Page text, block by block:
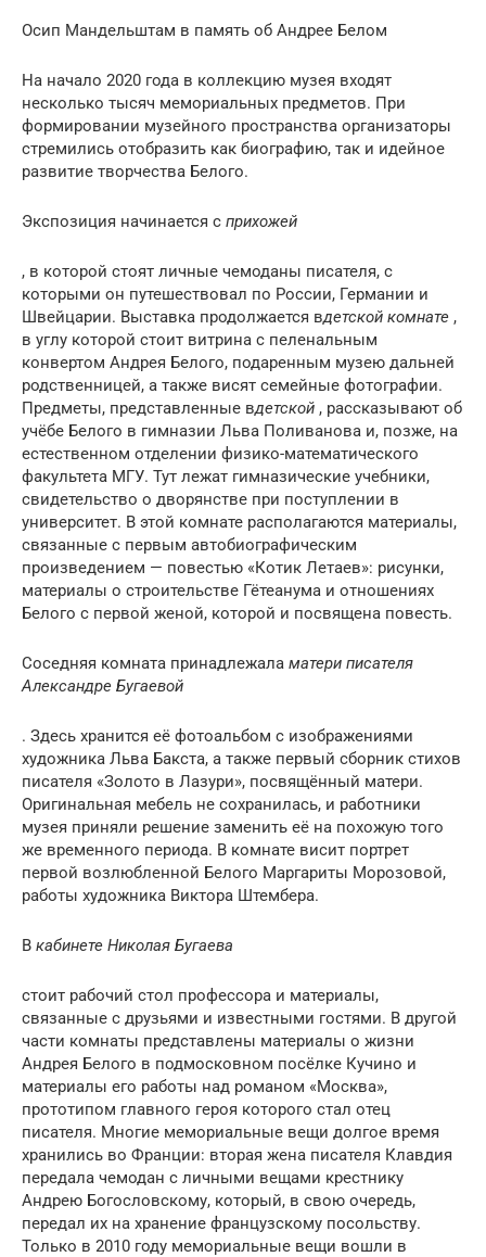
Осип Мандельштам в память об Андрее Белом
На начало 2020 года в коллекцию музея входят
несколько тысяч мемориальных предметов. При
формировании музейного пространства организаторы
стремились отобразить как биографию, так и идейное
развитие творчества Белого.
Экспозиция начинается с прихожей
, в которой стоят личные чемоданы писателя, с
которыми он путешествовал по России, Германии и
Швейцарии. Выставка продолжается вдетской комнате ,
в углу которой стоит витрина с пеленальным
конвертом Андрея Белого, подаренным музею дальней
родственницей, а также висят семейные фотографии.
Предметы, представленные вдетской , рассказывают об
учёбе Белого в гимназии Льва Поливанова и, позже, на
естественном отделении физико-математического
факультета МГУ. Тут лежат гимназические учебники,
свидетельство о дворянстве при поступлении в
университет. В этой комнате располагаются материалы,
связанные с первым автобиографическим
произведением — повестью «Котик Летаев»: рисунки,
материалы о строительстве Гётеанума и отношениях
Белого с первой женой, которой и посвящена повесть.
Соседняя комната принадлежала матери писателя
Александре Бугаевой
. Здесь хранится её фотоальбом с изображениями
художника Льва Бакста, а также первый сборник стихов
писателя «Золото в Лазури», посвящённый матери.
Оригинальная мебель не сохранилась, и работники
музея приняли решение заменить её на похожую того
же временного периода. В комнате висит портрет
первой возлюбленной Белого Маргариты Морозовой,
работы художника Виктора Штембера.
В кабинете Николая Бугаева
стоит рабочий стол профессора и материалы,
связанные с друзьями и известными гостями. В другой
части комнаты представлены материалы о жизни
Андрея Белого в подмосковном посёлке Кучино и
материалы его работы над романом «Москва»,
прототипом главного героя которого стал отец
писателя. Многие мемориальные вещи долгое время
хранились во Франции: вторая жена писателя Клавдия
передала чемодан с личными вещами крестнику
Андрею Богословскому, который, в свою очередь,
передал их на хранение французскому посольству.
Только в 2010 году мемориальные вещи вошли в